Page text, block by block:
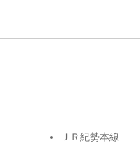
ＪＲ紀勢本線